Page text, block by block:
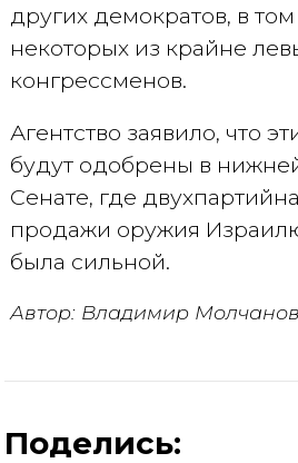
других демократов, в
некоторых из крайне
конгрессменов.
Агентство заявило, что
будут одобрены в
Сенате, где
продажи оружия
была сильной.
Автор: Владимир Молчанов
Поделись: